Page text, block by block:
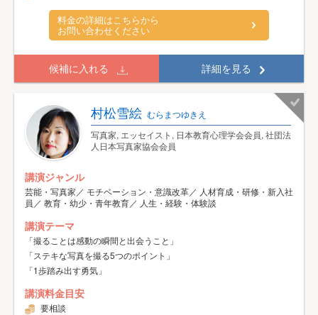
料金の詳細はこちらから
お問い合わせください
候補に入れる 詳細を見る
村松雪絵 むらまつゆきえ
写真家, エッセイスト, 日本教育心理学会会員, 社団法
人日本写真家協会会員
講演ジャンル
芸能・写真家／ モチベーション・意識改革／ 人材育成・研修・新入社
員／ 教育・幼少・青年教育／ 人生・経験・体験談
講演テーマ
「撮ることは感動の瞬間と出会うこと」
「ステキな写真を撮る5つのポイント」
「1歩踏み出す勇気」
講演料金目安
要相談